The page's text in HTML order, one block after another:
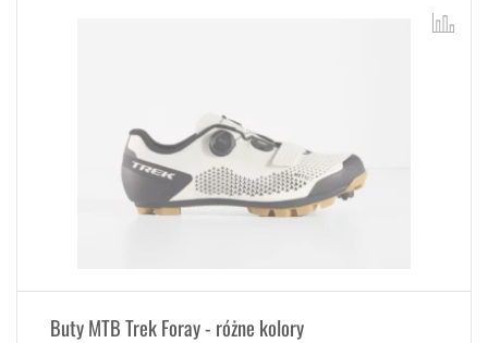
Buty MTB Trek Foray - różne kolory